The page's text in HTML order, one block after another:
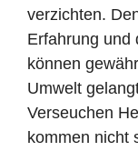
verzichten.
Erfahrung und
können
Umwelt
Verseuchen
kommen nicht